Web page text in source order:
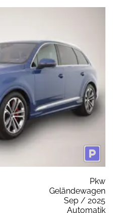
Pkw
Geländewagen
Sep / 2025
Automatik